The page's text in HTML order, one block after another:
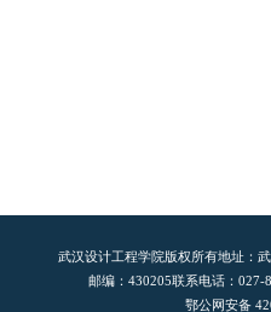
武汉设计工程学院版权所有地址：
邮编：430205联系电话：027-
鄂公网安备